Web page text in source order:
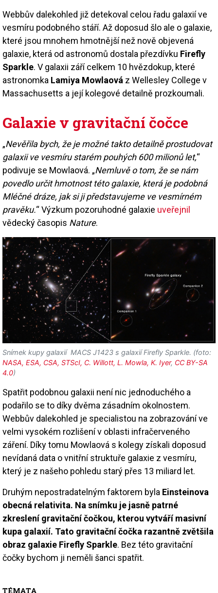
Webbův dalekohled již detekoval celou řadu galaxií ve
vesmíru podobného stáří. Až doposud šlo ale o galaxie,
které jsou mnohem hmotnější než nově objevená
galaxie, která od astronomů dostala přezdívku Firefly
Sparkle. V galaxii září celkem 10 hvězdokup, které
astronomka Lamiya Mowlaová z Wellesley College v
Massachusetts a její kolegové detailně prozkoumali.
Galaxie v gravitační čočce
„Nevěřila bych, že je možné takto detailně prostudovat
galaxii ve vesmíru starém pouhých 600 milionů let,“
podivuje se Mowlaová. „Nemluvě o tom, že se nám
povedlo určit hmotnost této galaxie, která je podobná
Mléčné dráze, jak si ji představujeme ve vesmírném
pravěku.“ Výzkum pozoruhodné galaxie uveřejnil
vědecký časopis Nature.
Snímek kupy galaxií MACS J1423 s galaxií Firefly Sparkle. (foto:
NASA, ESA, CSA, STScI, C. Willott, L. Mowla, K. Iyer, CC BY-SA
4.0)
Spatřit podobnou galaxii není nic jednoduchého a
podařilo se to díky dvěma zásadním okolnostem.
Webbův dalekohled je specialistou na zobrazování ve
velmi vysokém rozlišení v oblasti infračerveného
záření. Díky tomu Mowlaová s kolegy získali doposud
nevídaná data o vnitřní struktuře galaxie z vesmíru,
který je z našeho pohledu starý přes 13 miliard let.
Druhým nepostradatelným faktorem byla Einsteinova
obecná relativita. Na snímku je jasně patrné
zkreslení gravitační čočkou, kterou vytváří masivní
kupa galaxií. Tato gravitační čočka razantně zvětšila
obraz galaxie Firefly Sparkle. Bez této gravitační
čočky bychom ji neměli šanci spatřit.
TÉMATA